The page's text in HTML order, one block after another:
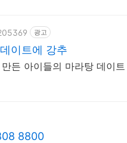
광고
이트에 강추
든 아이들의 마라탕 데이
8800